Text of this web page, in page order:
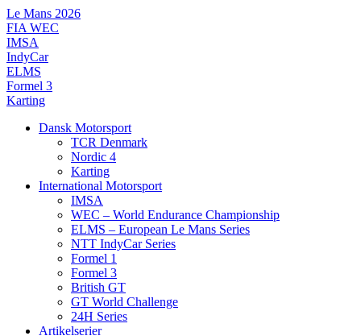
Videre
til
indhold
Le Mans 2026
FIA WEC
IMSA
IndyCar
ELMS
Formel 3
Karting
Dansk Motorsport
TCR Denmark
Nordic 4
Karting
International Motorsport
IMSA
WEC – World Endurance Championship
ELMS – European Le Mans Series
NTT IndyCar Series
Formel 1
Formel 3
British GT
GT World Challenge
24H Series
Artikelserier